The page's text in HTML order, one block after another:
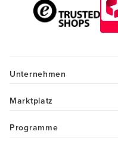
Unternehmen
Marktplatz
Programme